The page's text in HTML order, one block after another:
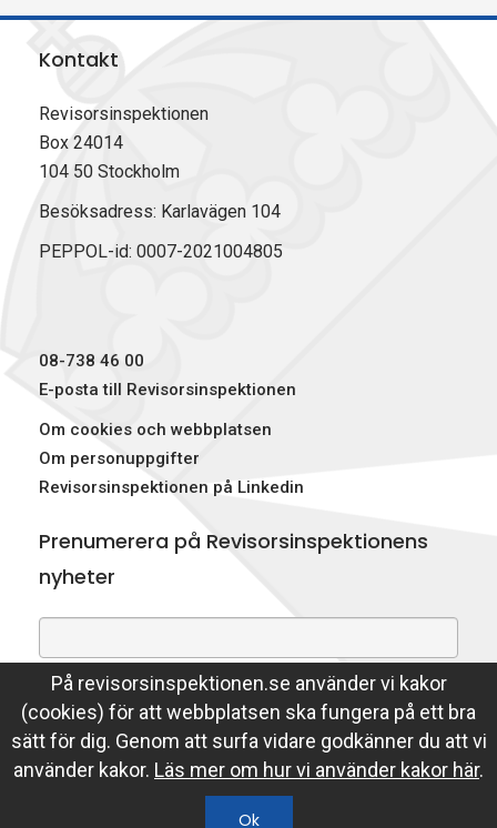
På revisorsinspektionen.se använder vi kakor
(cookies) för att webbplatsen ska fungera på ett bra
sätt för dig. Genom att surfa vidare godkänner du att vi
använder kakor. Läs mer om hur vi använder kakor här.
Kontakt
Revisorsinspektionen
Box 24014
104 50 Stockholm
Besöksadress: Karlavägen 104
PEPPOL-id: 0007-2021004805
08-738 46 00
E-posta till Revisorsinspektionen
Om cookies och webbplatsen
Om personuppgifter
Revisorsinspektionen på Linkedin
Prenumerera på Revisorsinspektionens
nyheter
Genom att prenumerera på nyheter godkänner du att
Revisorsinspektionen lagrar din e-postadress.
Läs mer